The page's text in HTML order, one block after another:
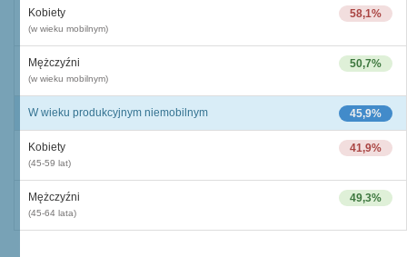
58,1%
Kobiety
(w wieku mobilnym)
50,7%
Mężczyźni
(w wieku mobilnym)
45,9%
W wieku produkcyjnym niemobilnym
41,9%
Kobiety
(45-59 lat)
49,3%
Mężczyźni
(45-64 lata)